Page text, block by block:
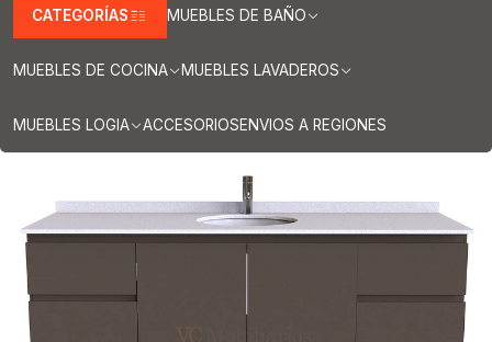
CATEGORÍAS MUEBLES DE BAÑO
MUEBLES DE COCINA MUEBLES LAVADEROS
MUEBLES LOGIA ACCESORIOSENVIOS A REGIONES